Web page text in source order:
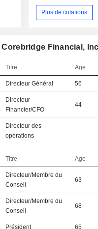
Plus de cotations
Financial,
Titre Age
Directeur Général 56
Directeur
Financier/CFO
44
Directeur des
opérations
-
Titre Age
Directeur/Membre du
Conseil
63
Directeur/Membre du
Conseil
68
Président 65